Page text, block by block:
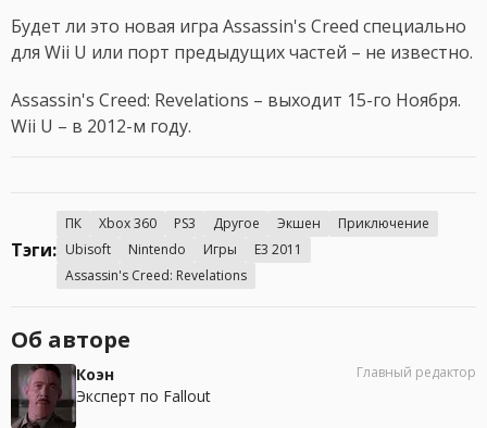
Будет ли это новая игра Assassin's Creed специально
для Wii U или порт предыдущих частей – не известно.
Assassin's Creed: Revelations – выходит 15-го Ноября.
Wii U – в 2012-м году.
Тэги:
ПК Xbox 360 PS3 Другое Экшен
Приключение
Ubisoft
Nintendo Игры
E3 2011
Assassin's Creed: Revelations
Об авторе
Коэн
Эксперт по Fallout
Главный редактор